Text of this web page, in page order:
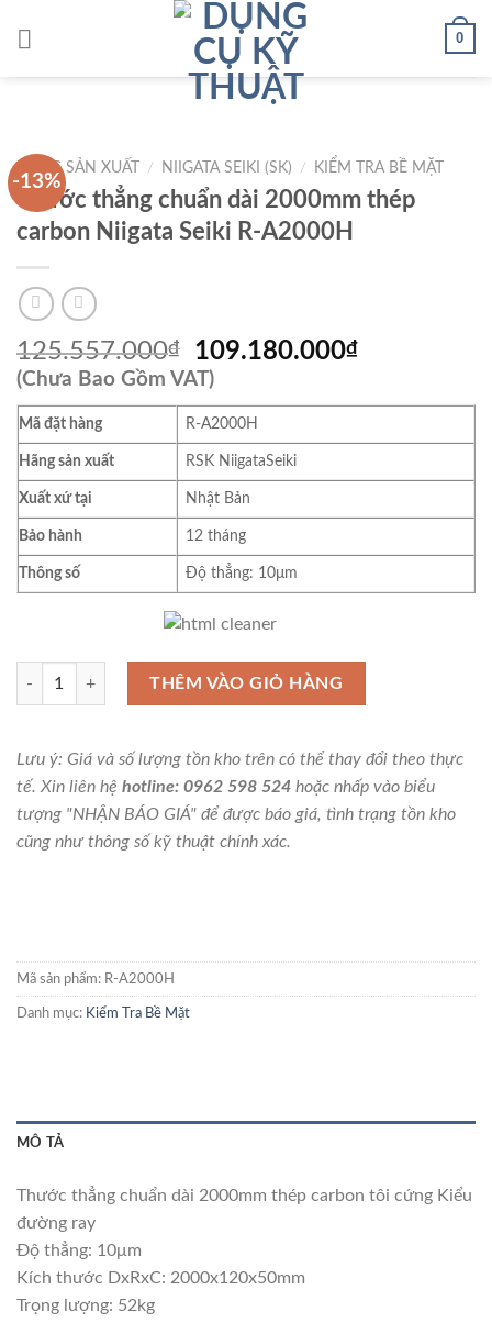
0
-13%
HÃNG SẢN XUẤT / NIIGATA SEIKI (SK) / KIỂM TRA BỀ MẶT
Thước thẳng chuẩn dài 2000mm thép
carbon Niigata Seiki R-A2000H
125.557.000₫
Giá
gốc
là:
125.557.000₫.
109.180.000₫Giá
tại
(Chưa Bao Gồm VAT)
Mã đặt hàng R-A2000H
Hãng sản xuất RSK NiigataSeiki
Xuất xứ tại Nhật Bản
Bảo hành 12 tháng
Thông số Độ thẳng: 10μm
Thước thẳng chuẩn dài 2000mm thép carbon Niigata Seiki R-A2000H
THÊM VÀO GIỎ HÀNG
Lưu ý: Giá và số lượng tồn kho trên có thể thay đổi theo thực
tế. Xin liên hệ hotline: 0962 598 524 hoặc nhấp vào biểu
tượng "NHẬN BÁO GIÁ" để được báo giá, tình trạng tồn kho
cũng như thông số kỹ thuật chính xác.
Mã sản phẩm: R-A2000H
Danh mục: Kiểm Tra Bề Mặt
MÔ TẢ
Thước thẳng chuẩn dài 2000mm thép carbon tôi cứng Kiểu
đường ray
Độ thẳng: 10μm
Kích thước DxRxC: 2000x120x50mm
Trọng lượng: 52kg